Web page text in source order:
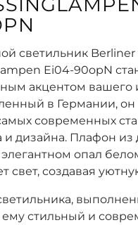
светильник Berliner
Ei04-90opN
акцентом вашего
в Германии,
современных
и дизайна. Плафон из
элегантном опал
свет, создавая
ему стильный и